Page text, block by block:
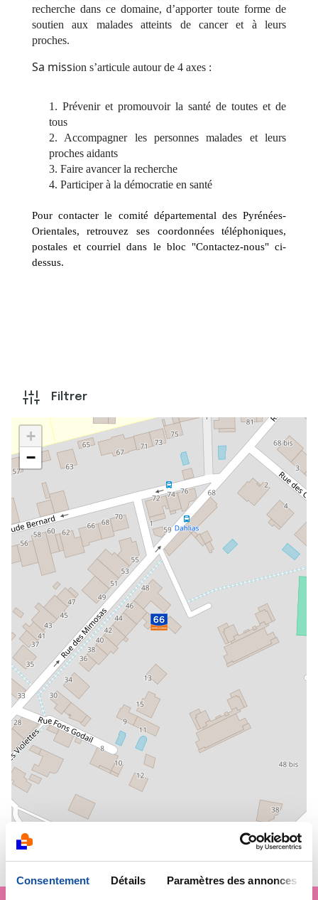
Consentement Détails Paramètres des annonces
recherche dans ce domaine, d’apporter toute forme de
soutien aux malades atteints de cancer et à leurs
proches.
Sa mission s’articule autour de 4 axes :
1. Prévenir et promouvoir la santé de toutes et de
tous
2. Accompagner les personnes malades et leurs
proches aidants
3. Faire avancer la recherche
4. Participer à la démocratie en santé
Pour contacter le comité départemental des Pyrénées-
Orientales, retrouvez ses coordonnées téléphoniques,
postales et courriel dans le bloc "Contactez-nous" ci-
dessus.
Filtrer
+
−
Leaflet|OSM Mapnik